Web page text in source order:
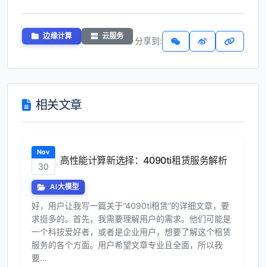
边缘计算 云服务 分享到:
相关文章
Nov
30
高性能计算新选择：4090ti租赁服务解析
AI大模型
好，用户让我写一篇关于“4090ti租赁”的详细文章，要
求挺多的。首先，我需要理解用户的需求。他们可能是
一个科技爱好者，或者是企业用户，想要了解这个租赁
服务的各个方面。用户希望文章专业且全面，所以我
要...